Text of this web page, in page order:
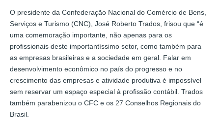
O presidente da Confederação Nacional do Comércio de Bens,
Serviços e Turismo (CNC), José Roberto Trados, frisou que “é
uma comemoração importante, não apenas para os
profissionais deste importantíssimo setor, como também para
as empresas brasileiras e a sociedade em geral. Falar em
desenvolvimento econômico no país do progresso e no
crescimento das empresas e atividade produtiva é impossível
sem reservar um espaço especial à profissão contábil. Trados
também parabenizou o CFC e os 27 Conselhos Regionais do
Brasil.